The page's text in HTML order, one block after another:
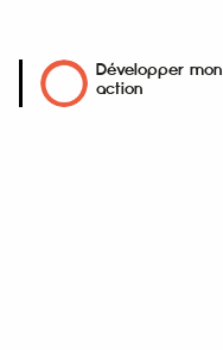
Développer mon
action